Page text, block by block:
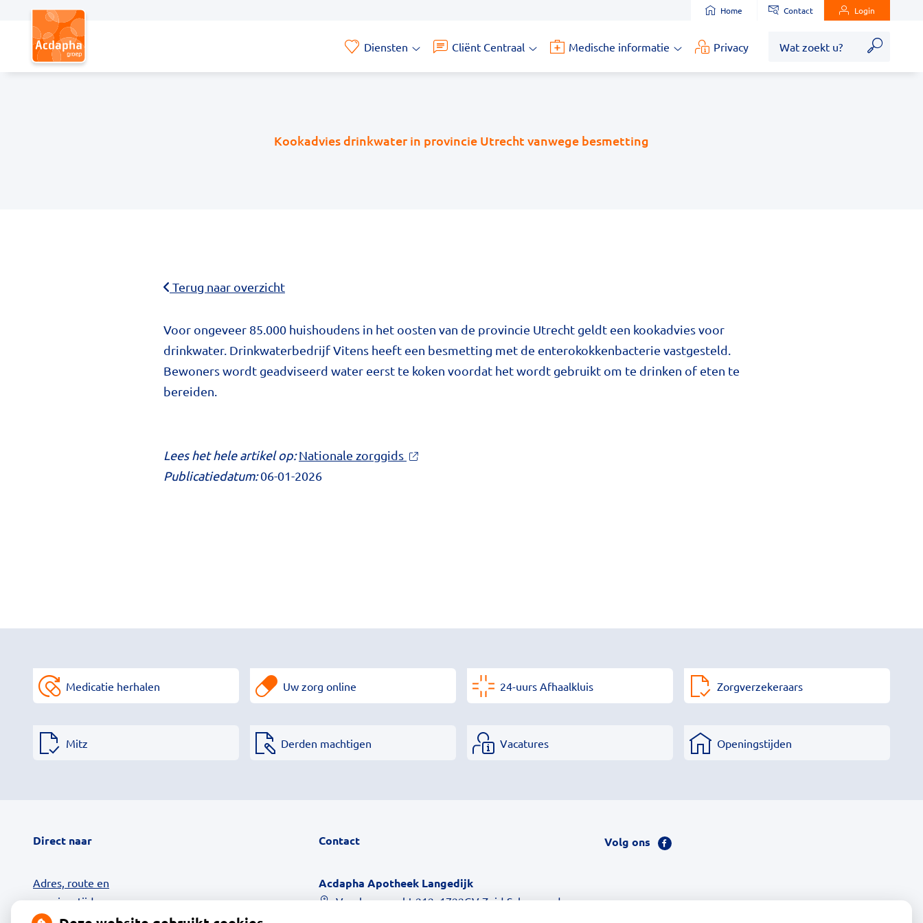
Home Contact Login
Diensten
submenu
Cliënt Centraal
Centraal
Medische informatie
informatie
Privacy
Terug naar overzicht
Kookadvies drinkwater in provincie Utrecht vanwege besmetting
Voor ongeveer 85.000 huishoudens in het oosten van de provincie Utrecht geldt een kookadvies voor
drinkwater. Drinkwaterbedrijf Vitens heeft een besmetting met de enterokokkenbacterie vastgesteld.
Bewoners wordt geadviseerd water eerst te koken voordat het wordt gebruikt om te drinken of eten te
bereiden.
Lees het hele artikel op: Nationale zorggids
Publicatiedatum:06-01-2026
Medicatie herhalen Uw zorg online 24-uurs Afhaalkluis Zorgverzekeraars
Mitz Derden machtigen Vacatures Openingstijden
Direct naar
Adres, route en
openingstijden
Contact
Contact
Acdapha Apotheek Langedijk
Voorburggracht 212, 1722GV Zuid-Scharwoude
Volg ons
Bezoek